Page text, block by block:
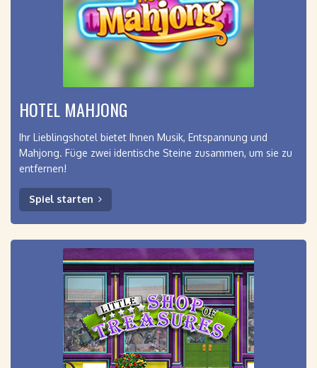
HOTEL MAHJONG
Ihr Lieblingshotel bietet Ihnen Musik, Entspannung und
Mahjong. Füge zwei identische Steine ​​zusammen, um sie zu
entfernen!
Spiel starten